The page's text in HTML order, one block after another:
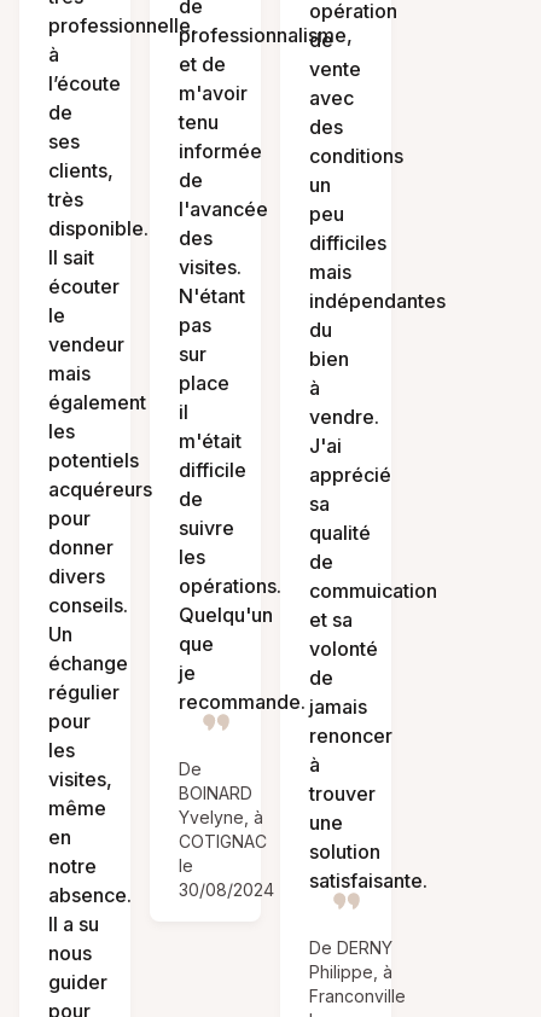
professionnelle,
à
l’écoute
de
ses
clients,
très
disponible.
Il sait
écouter
le
vendeur
mais
également
les
potentiels
acquéreurs
pour
donner
divers
conseils.
Un
échange
régulier
pour
les
visites,
même
en
notre
absence.
Il a su
nous
guider
pour
de
professionnalisme,
et de
m'avoir
tenu
informée
de
l'avancée
des
visites.
N'étant
pas
sur
place
il
m'était
difficile
de
suivre
les
opérations.
Quelqu'un
que
je
recommande.
De
BOINARD
Yvelyne, à
COTIGNAC
le
30/08/2024
opération
de
vente
avec
des
conditions
un
peu
difficiles
mais
indépendantes
du
bien
à
vendre.
J'ai
apprécié
sa
qualité
de
commuication
et sa
volonté
de
jamais
renoncer
à
trouver
une
solution
satisfaisante.
De DERNY
Philippe, à
Franconville